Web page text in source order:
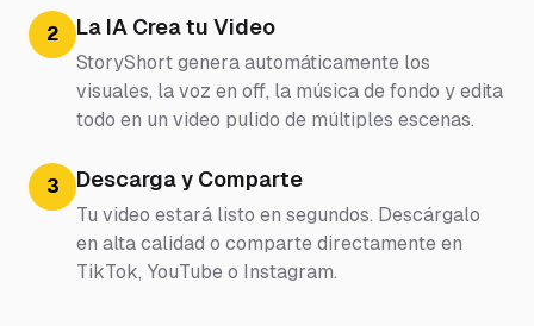
2 La IA Crea tu Video
StoryShort genera automáticamente los
visuales, la voz en off, la música de fondo y edita
todo en un video pulido de múltiples escenas.
3 Descarga y Comparte
Tu video estará listo en segundos. Descárgalo
en alta calidad o comparte directamente en
TikTok, YouTube o Instagram.